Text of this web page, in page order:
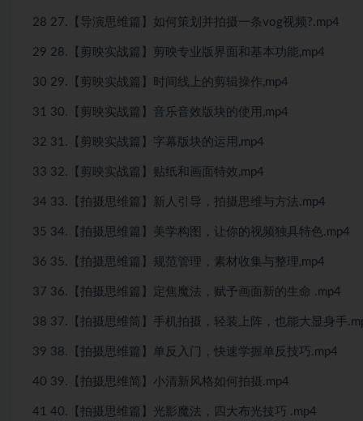
28 27.【导演思维篇】如何策划并拍摄一条vog视频?.mp4
29 28.【剪映实战篇】剪映专业版界面和基本功能,mp4
30 29.【剪映实战篇】时间线上的剪辑操作,mp4
31 30.【剪映实战篇】音乐音效版块的使用,mp4
32 31.【剪映实战篇】字幕版块的运用,mp4
33 32.【剪映实战篇】贴纸和画面特效,mp4
34 33.【拍摄思维篇】新人引导，拍摄思维与方法.mp4
35 34.【拍摄思维篇】美学构图，让你的视频独具特色.mp4
36 35.【拍摄思维篇】规范管理，素材收集与整理,mp4
37 36.【拍摄思维篇】定焦魔法，赋予画面新的生命 .mp4
38 37.【拍摄思维筒】手机拍摄，轻装上阵，也能大显身手
39 38.【拍摄思维篇】单反入门，快速学握单反技巧.mp4
40 39.【拍摄思维简】小清新风格如何拍摄.mp4
41 40.【拍摄思维篇】光影魔法，四大布光技巧 .mp4